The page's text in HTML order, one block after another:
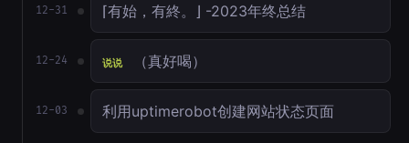
12-31 ⌈有始，有終。⌋ -2023年终总结
12-24 说说 （真好喝）
12-03 利用uptimerobot创建网站状态页面